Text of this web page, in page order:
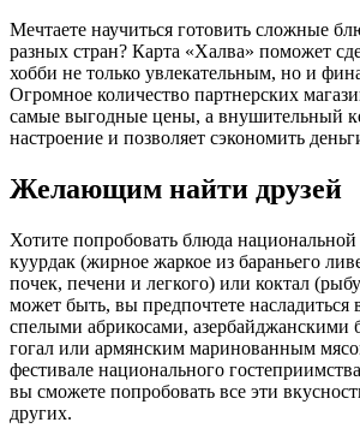
Мечтаете научиться готовить сложные
разных стран? Карта «Халва» поможет
хобби не только увлекательным, но и
Огромное количество партнерских
самые выгодные цены, а внушительный
настроение и позволяет сэкономить
Желающим найти друзей
Хотите попробовать блюда
куурдак (жирное жаркое из бараньего
почек, печени и легкого) или коктал
может быть, вы предпочтете насладиться
спелыми абрикосами, азербайджанскими
гогал или армянским маринованным
фестивале национального
вы сможете попробовать все эти
других.